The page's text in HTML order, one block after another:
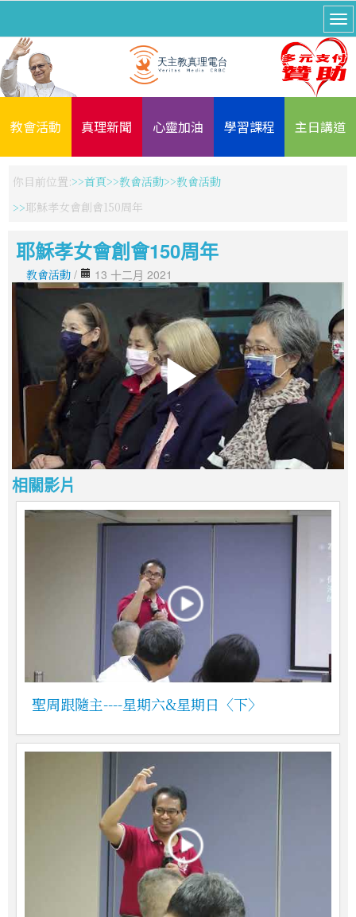
教會活動 真理新聞 心靈加油 學習課程 主日講道
你目前位置: 首頁 教會活動
教會活動
耶穌孝女會創會150周年
耶穌孝女會創會150周年
教會活動 / 13 十二月 2021
相關影片
聖周跟隨主----星期六&星期日〈下〉